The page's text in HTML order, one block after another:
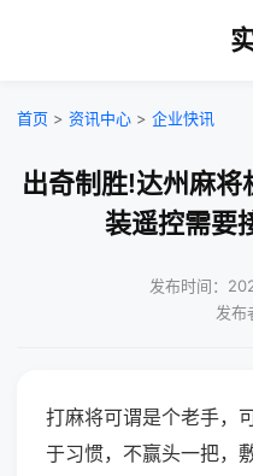
首页 > 资讯中心 > 企业快讯
出奇制胜!达州麻将
装遥控需要
发布时间：
发布
打麻将可谓是个老手，
于习惯，不赢头一把，